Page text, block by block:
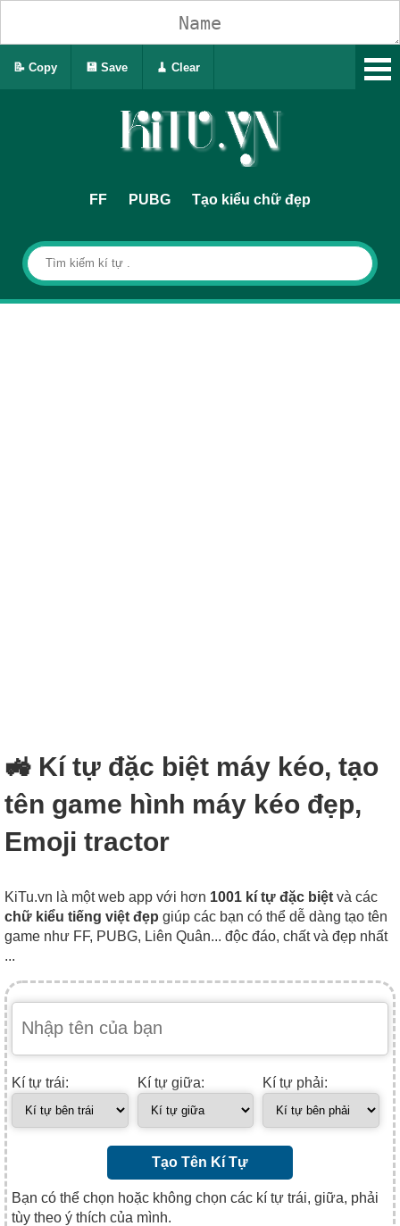
FF PUBG Tạo kiểu chữ đẹp
🚜 Kí tự đặc biệt máy kéo, tạo
tên game hình máy kéo đẹp,
Emoji tractor
KiTu.vn là một web app với hơn 1001 kí tự đặc biệt và các
chữ kiểu tiếng việt đẹp giúp các bạn có thể dễ dàng tạo tên
game như FF, PUBG, Liên Quân... độc đáo, chất và đẹp nhất
...
Kí tự trái: Kí tự giữa: Kí tự phải:
Tạo Tên Kí Tự
Bạn có thể chọn hoặc không chọn các kí tự trái, giữa, phải
tùy theo ý thích của mình.
📝 Copy 💾 Save 🧹 Clear